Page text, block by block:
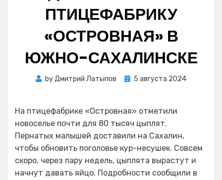
ПТИЦЕФАБРИКУ
«ОСТРОВНАЯ» В
ЮЖНО-САХАЛИНСКЕ
byДмитрий Латыпов
Posted
5 августа 2024
На птицефабрике «Островная» отметили
новоселье почти для 80 тысяч цыплят.
Пернатых малышей доставили на Сахалин,
чтобы обновить поголовье кур-несушек. Совсем
скоро, через пару недель, цыплята вырастут и
начнут давать яйцо. Подробности сообщили в